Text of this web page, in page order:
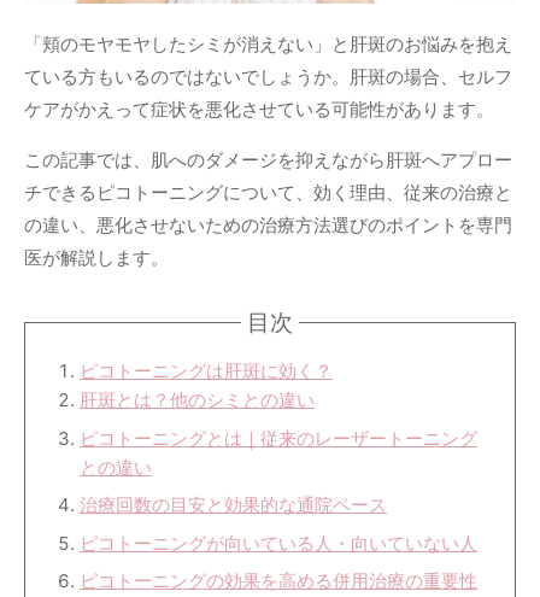
「頬のモヤモヤしたシミが消えない」と肝斑のお悩みを抱え
ている方もいるのではないでしょうか。肝斑の場合、セルフ
ケアがかえって症状を悪化させている可能性があります。
この記事では、肌へのダメージを抑えながら肝斑へアプロー
チできるピコトーニングについて、効く理由、従来の治療と
の違い、悪化させないための治療方法選びのポイントを専門
医が解説します。
目次
ピコトーニングは肝斑に効く？
肝斑とは？他のシミとの違い
ピコトーニングとは｜従来のレーザートーニング
との違い
治療回数の目安と効果的な通院ペース
ピコトーニングが向いている人・向いていない人
ピコトーニングの効果を高める併用治療の重要性